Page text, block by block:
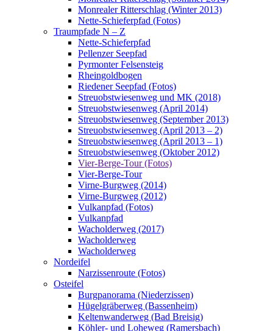
Monrealer Ritterschlag (Winter 2013)
Nette-Schieferpfad (Fotos)
Traumpfade N – Z
Nette-Schieferpfad
Pellenzer Seepfad
Pyrmonter Felsensteig
Rheingoldbogen
Riedener Seepfad (Fotos)
Streuobstwiesenweg und MK (2018)
Streuobstwiesenweg (April 2014)
Streuobstwiesenweg (September 2013)
Streuobstwiesenweg (April 2013 – 2)
Streuobstwiesenweg (April 2013 – 1)
Streuobstwiesenweg (Oktober 2012)
Vier-Berge-Tour (Fotos)
Vier-Berge-Tour
Virne-Burgweg (2014)
Virne-Burgweg (2012)
Vulkanpfad (Fotos)
Vulkanpfad
Wacholderweg (2017)
Wacholderweg
Wacholderweg
Nordeifel
Narzissenroute (Fotos)
Osteifel
Burgpanorama (Niederzissen)
Hügelgräberweg (Bassenheim)
Keltenwanderweg (Bad Breisig)
Köhler- und Loheweg (Ramersbach)